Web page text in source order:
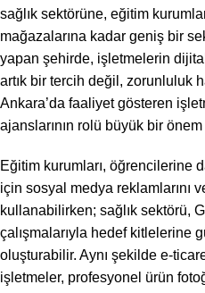
sağlık sektörüne, eğitim
mağazalarına kadar geniş bir
yapan şehirde, işletmelerin
artık bir tercih değil, zorunluluk
Ankara’da faaliyet gösteren
ajanslarının rolü büyük bir önem
Eğitim kurumları, öğrencilerine
için sosyal medya reklamlarını
kullanabilirken; sağlık sektörü,
çalışmalarıyla hedef kitlelerine
oluşturabilir. Aynı şekilde e-
işletmeler, profesyonel ürün